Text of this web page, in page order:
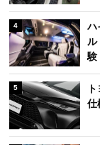
4
ハ
ル
験
5
仕